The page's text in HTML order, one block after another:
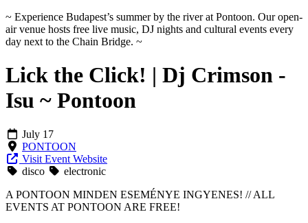
~ Experience Budapest’s summer by the river at Pontoon. Our open-
air venue hosts free live music, DJ nights and cultural events every
day next to the Chain Bridge. ~
Lick the Click! | Dj Crimson -
Isu ~ Pontoon
July 17
PONTOON
Visit Event Website
disco
electronic
A PONTOON MINDEN ESEMÉNYE INGYENES! // ALL
EVENTS AT PONTOON ARE FREE!